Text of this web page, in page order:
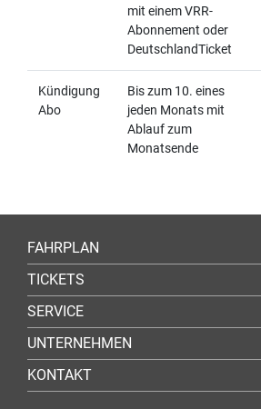
mit einem VRR-
Abonnement oder
DeutschlandTicket
Kündigung
Abo
Bis zum 10. eines
jeden Monats mit
Ablauf zum
Monatsende
FAHRPLAN
TICKETS
SERVICE
UNTERNEHMEN
KONTAKT